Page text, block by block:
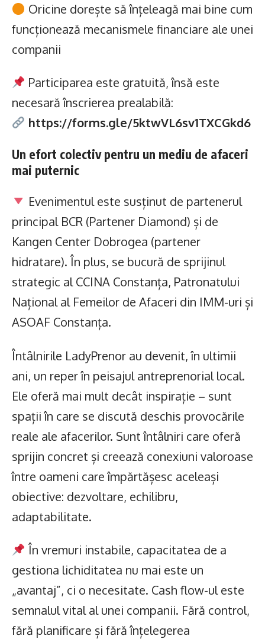
Oricine dorește să înțeleagă mai bine cum
funcționează mecanismele financiare ale unei
companii
Participarea este gratuită, însă este
necesară înscrierea prealabilă:
https://forms.gle/5ktwVL6sv1TXCGkd6
Un efort colectiv pentru un mediu de afaceri
mai puternic
Evenimentul este susținut de partenerul
principal BCR (Partener Diamond) și de
Kangen Center Dobrogea (partener
hidratare). În plus, se bucură de sprijinul
strategic al CCINA Constanța, Patronatului
Național al Femeilor de Afaceri din IMM-uri și
ASOAF Constanța.
Întâlnirile LadyPrenor au devenit, în ultimii
ani, un reper în peisajul antreprenorial local.
Ele oferă mai mult decât inspirație – sunt
spații în care se discută deschis provocările
reale ale afacerilor. Sunt întâlniri care oferă
sprijin concret și creează conexiuni valoroase
între oameni care împărtășesc aceleași
obiective: dezvoltare, echilibru,
adaptabilitate.
În vremuri instabile, capacitatea de a
gestiona lichiditatea nu mai este un
„avantaj”, ci o necesitate. Cash flow-ul este
semnalul vital al unei companii. Fără control,
fără planificare și fără înțelegerea